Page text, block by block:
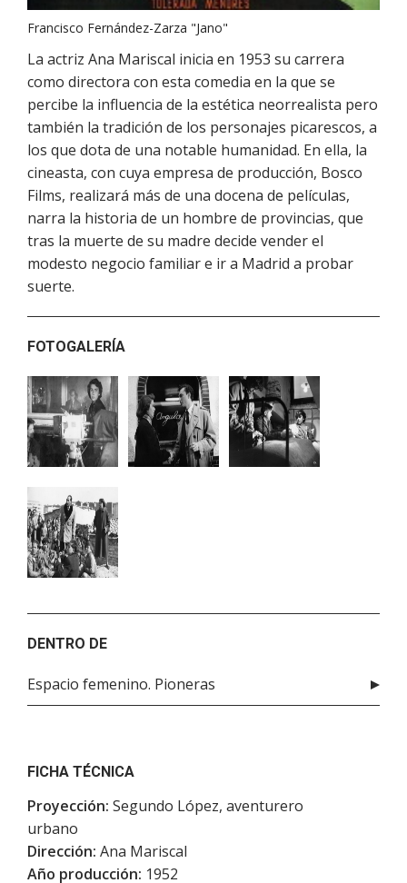
Francisco Fernández-Zarza "Jano"
La actriz Ana Mariscal inicia en 1953 su carrera
como directora con esta comedia en la que se
percibe la influencia de la estética neorrealista pero
también la tradición de los personajes picarescos, a
los que dota de una notable humanidad. En ella, la
cineasta, con cuya empresa de producción, Bosco
Films, realizará más de una docena de películas,
narra la historia de un hombre de provincias, que
tras la muerte de su madre decide vender el
modesto negocio familiar e ir a Madrid a probar
suerte.
FOTOGALERÍA
DENTRO DE
Espacio femenino. Pioneras
FICHA TÉCNICA
Proyección: Segundo López, aventurero
urbano
Dirección: Ana Mariscal
Año producción: 1952